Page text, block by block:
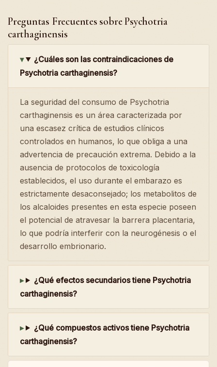
Preguntas Frecuentes sobre Psychotria
carthaginensis
¿Cuáles son las contraindicaciones de
Psychotria carthaginensis?
La seguridad del consumo de Psychotria
carthaginensis es un área caracterizada por
una escasez crítica de estudios clínicos
controlados en humanos, lo que obliga a una
advertencia de precaución extrema. Debido a la
ausencia de protocolos de toxicología
establecidos, el uso durante el embarazo es
estrictamente desaconsejado; los metabolitos de
los alcaloides presentes en esta especie poseen
el potencial de atravesar la barrera placentaria,
lo que podría interferir con la neurogénesis o el
desarrollo embrionario.
¿Qué efectos secundarios tiene Psychotria
carthaginensis?
¿Qué compuestos activos tiene Psychotria
carthaginensis?